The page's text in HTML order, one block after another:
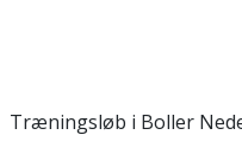
Træningsløb i Boller